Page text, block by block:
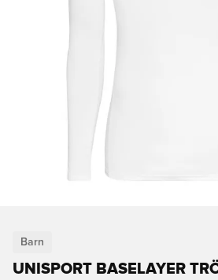
Barn
UNISPORT BASELAYER